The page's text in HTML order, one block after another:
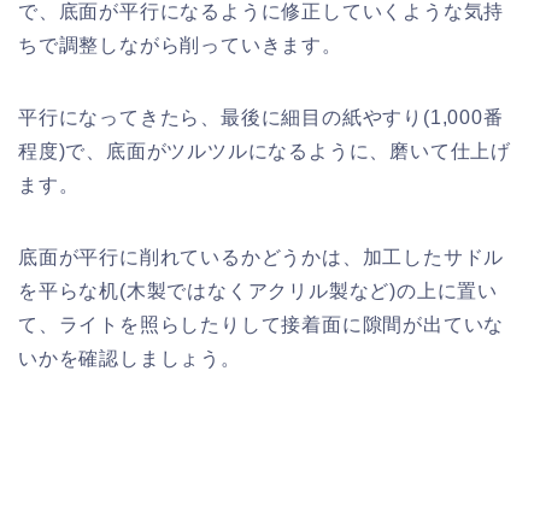
で、底面が平行になるように修正していくような気持
ちで調整しながら削っていきます。
平行になってきたら、最後に細目の紙やすり(1,000番
程度)で、底面がツルツルになるように、磨いて仕上げ
ます。
底面が平行に削れているかどうかは、加工したサドル
を平らな机(木製ではなくアクリル製など)の上に置い
て、ライトを照らしたりして接着面に隙間が出ていな
いかを確認しましょう。